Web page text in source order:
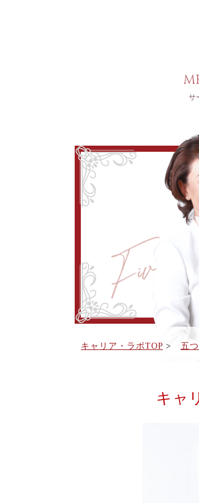
サ
キャリア・ラボTOP > 五
キャ